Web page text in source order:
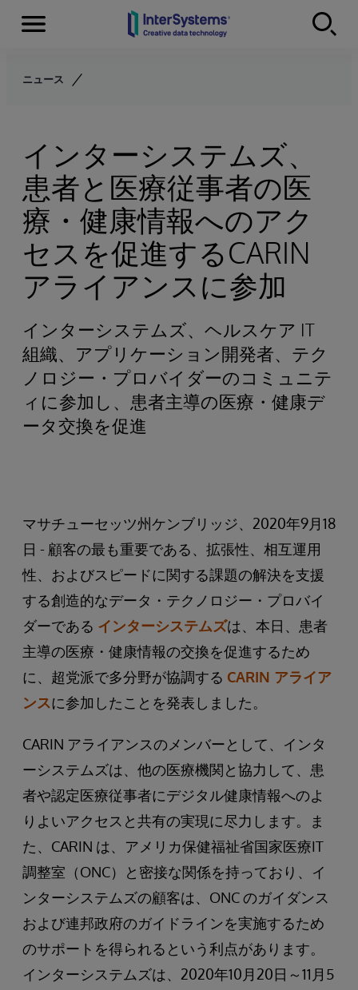
Skip to content
Menu
ニュース
インターシステムズ、
患者と医療従事者の医
療・健康情報へのアク
セスを促進するCARIN
アライアンスに参加
インターシステムズ、ヘルスケア IT
組織、アプリケーション開発者、テク
ノロジー・プロバイダーのコミュニテ
ィに参加し、患者主導の医療・健康デ
ータ交換を促進
マサチューセッツ州ケンブリッジ、2020年9月18
日 - 顧客の最も重要である、拡張性、相互運用
性、およびスピードに関する課題の解決を支援
する創造的なデータ・テクノロジー・プロバイ
ダーである インターシステムズは、本日、患者
主導の医療・健康情報の交換を促進するため
に、超党派で多分野が協調する CARIN アライア
ンスに参加したことを発表しました。
CARIN アライアンスのメンバーとして、インタ
ーシステムズは、他の医療機関と協力して、患
者や認定医療従事者にデジタル健康情報へのよ
りよいアクセスと共有の実現に尽力します。ま
た、CARIN は、アメリカ保健福祉省国家医療IT
調整室（ONC）と密接な関係を持っており、イ
ンターシステムズの顧客は、ONC のガイダンス
および連邦政府のガイドラインを実施するため
のサポートを得られるという利点があります。
インターシステムズは、2020年10月20日～11月5